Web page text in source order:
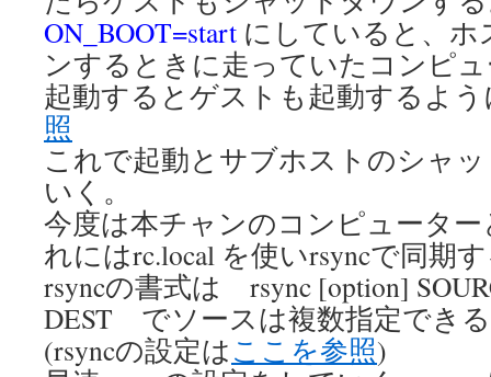
ON_BOOT=start にしていると、
ンするときに走っていたコンピ
起動するとゲストも起動するよ
照
これで起動とサブホストのシャ
いく。
今度は本チャンのコンピュータ
れにはrc.local を使いrsyncで同期
rsyncの書式は rsync [option]
DEST でソースは複数指定でき
(rsyncの設定はここを参照)